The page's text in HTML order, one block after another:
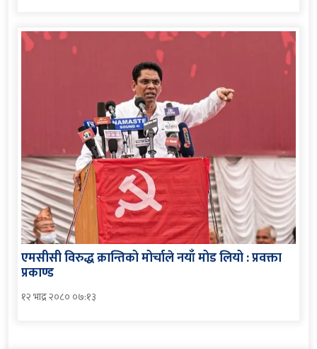
एमसीसी विरुद्ध क्रान्तिको मोर्चाले नयाँ मोड लियो : प्रवक्ता
प्रकाण्ड
१२ भाद्र २०८० ०७:१३